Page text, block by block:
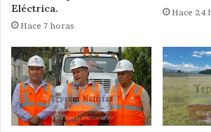
Eléctrica.
Hace 7 horas
Hace 24